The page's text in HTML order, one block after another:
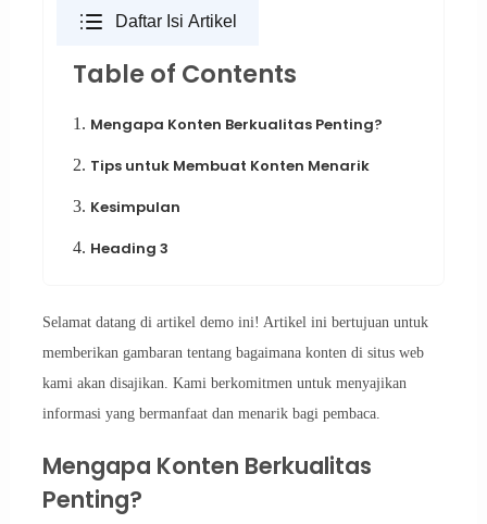
Daftar Isi Artikel
Table of Contents
1. Mengapa Konten Berkualitas Penting?
2. Tips untuk Membuat Konten Menarik
3. Kesimpulan
4. Heading 3
Selamat datang di artikel demo ini! Artikel ini bertujuan untuk
memberikan gambaran tentang bagaimana konten di situs web
kami akan disajikan. Kami berkomitmen untuk menyajikan
informasi yang bermanfaat dan menarik bagi pembaca.
Mengapa Konten Berkualitas
Penting?